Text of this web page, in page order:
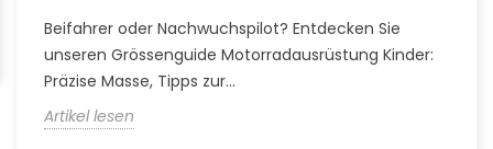
Beifahrer oder Nachwuchspilot? Entdecken Sie
unseren Grössenguide Motorradausrüstung Kinder:
Präzise Masse, Tipps zur...
Artikel lesen